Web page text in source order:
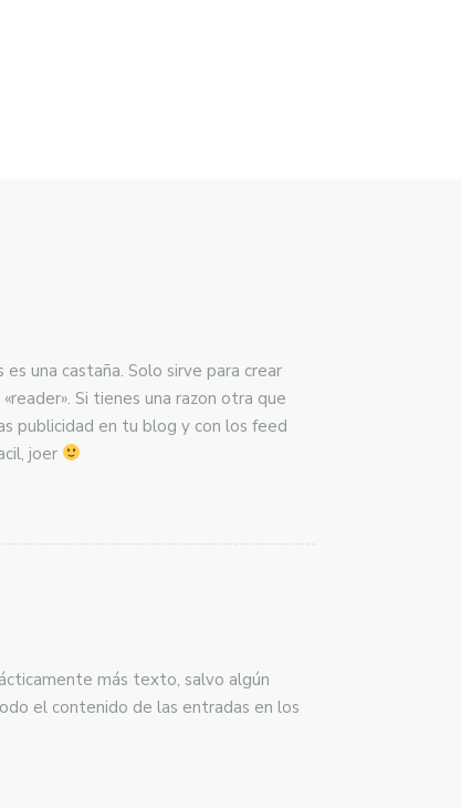
una castaña. Solo sirve para crear
Si tienes una razon otra que
publicidad en tu blog y con los feed
joer
más texto, salvo algún
el contenido de las entradas en los